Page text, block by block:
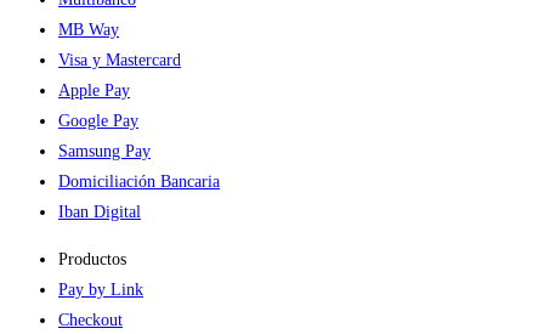
MB Way
Visa y Mastercard
Apple Pay
Google Pay
Samsung Pay
Domiciliación Bancaria
Iban Digital
Productos
Pay by Link
Checkout